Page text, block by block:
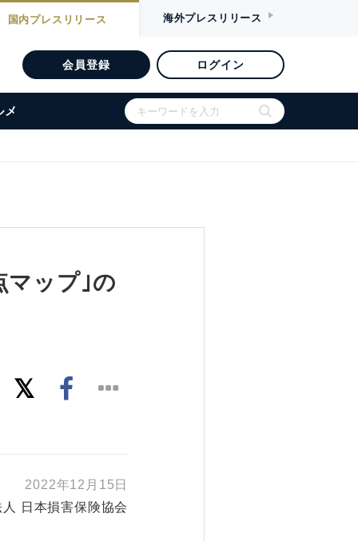
国内プレスリリース 海外プレスリリース
会員登録 ログイン
メ
マップ｣の
2022年12月15日
日本損害保険協会